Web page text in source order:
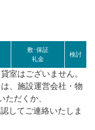
敷･保証
礼金
検討
室はございません。
、施設運営会社・物
ただくか、
してご連絡いたしま